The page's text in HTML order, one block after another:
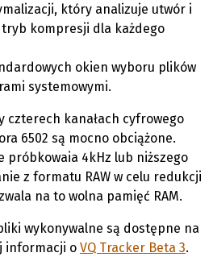
który analizuje utwór i
kompresji dla każdego
okien wyboru plików
systemowymi.
czterech kanałach cyfrowego
6502 są mocno obciążone.
próbkowaia 4kHz lub niższego
z formatu RAW w celu redukcji
na to wolna pamięć RAM.
wykonywalne są dostępne na
informacji o VQ Tracker Beta 3.